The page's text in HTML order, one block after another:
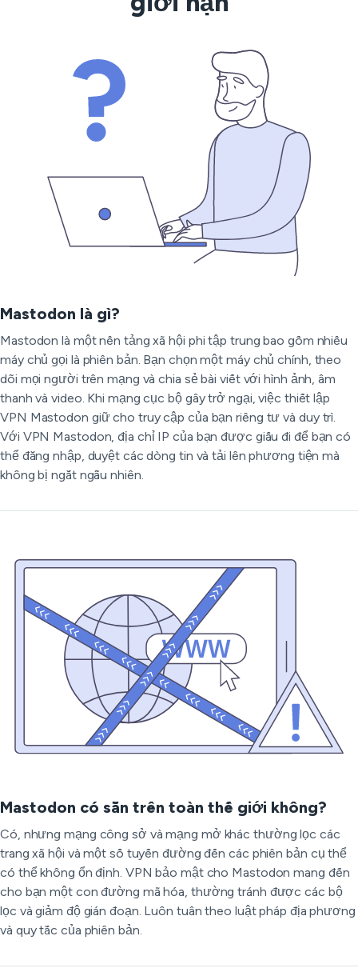
Mastodon là gì?
Mastodon là một nền tảng xã hội phi tập trung bao gồm nhiều
máy chủ gọi là phiên bản. Bạn chọn một máy chủ chính, theo
dõi mọi người trên mạng và chia sẻ bài viết với hình ảnh, âm
thanh và video. Khi mạng cục bộ gây trở ngại, việc thiết lập
VPN Mastodon giữ cho truy cập của bạn riêng tư và duy trì.
Với VPN Mastodon, địa chỉ IP của bạn được giấu đi để bạn có
thể đăng nhập, duyệt các dòng tin và tải lên phương tiện mà
không bị ngắt ngẫu nhiên.
Mastodon có sẵn trên toàn thế giới không?
Có, nhưng mạng công sở và mạng mở khác thường lọc các
trang xã hội và một số tuyến đường đến các phiên bản cụ thể
có thể không ổn định. VPN bảo mật cho Mastodon mang đến
cho bạn một con đường mã hóa, thường tránh được các bộ
lọc và giảm độ gián đoạn. Luôn tuân theo luật pháp địa phương
và quy tắc của phiên bản.